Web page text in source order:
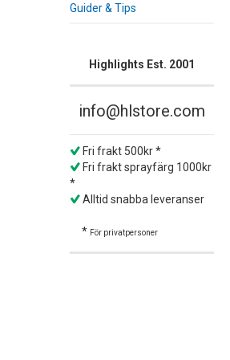
Guider & Tips
Highlights Est. 2001
info@hlstore.com
Fri frakt 500kr *
Fri frakt sprayfärg 1000kr
*
Alltid snabba leveranser
* För privatpersoner